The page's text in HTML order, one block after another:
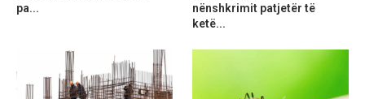
pa...
nënshkrimit patjetër të
ketë...